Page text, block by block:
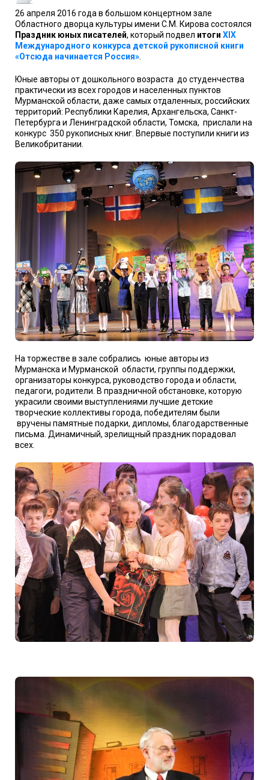
26 апреля 2016 года в большом концертном зале
Областного дворца культуры имени С.М. Кирова состоялся
Праздник юных писателей, который подвел итоги XIX
Международного конкурса детской рукописной книги
«Отсюда начинается Россия».
Юные авторы от дошкольного возраста до студенчества
практически из всех городов и населенных пунктов
Мурманской области, даже самых отдаленных, российских
территорий: Республики Карелия, Архангельска, Санкт-
Петербурга и Ленинградской области, Томска, прислали на
конкурс 350 рукописных книг. Впервые поступили книги из
Великобритании.
На торжестве в зале собрались юные авторы из
Мурманска и Мурманской области, группы поддержки,
организаторы конкурса, руководство города и области,
педагоги, родители. В праздничной обстановке, которую
украсили своими выступлениями лучшие детские
творческие коллективы города, победителям были
вручены памятные подарки, дипломы, благодарственные
письма. Динамичный, зрелищный праздник порадовал
всех.